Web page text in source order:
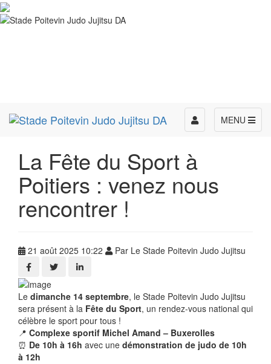
MENU
Toggle
navigation
La Fête du Sport à
Poitiers : venez nous
rencontrer !
21 août 2025 10:22 Par Le Stade Poitevin Judo Jujitsu
Le dimanche 14 septembre, le Stade Poitevin Judo Jujitsu
sera présent à la Fête du Sport, un rendez-vous national qui
célèbre le sport pour tous !
📍 Complexe sportif Michel Amand – Buxerolles
⏰ De 10h à 16h avec une démonstration de judo de 10h
à 12h